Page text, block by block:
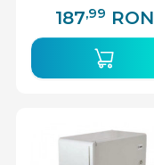
187,99 RON